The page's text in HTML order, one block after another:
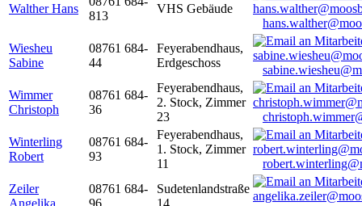
Walther Hans
813
VHS Gebäude
Wiesheu
Sabine
08761 684-
44
Feyerabendhaus,
Erdgeschoss
Wimmer
Christoph
08761 684-
36
Feyerabendhaus,
2. Stock, Zimmer
23
Winterling
Robert
08761 684-
93
Feyerabendhaus,
1. Stock, Zimmer
11
Zeiler
Angelika
08761 684-
96
Sudetenlandstraße
14